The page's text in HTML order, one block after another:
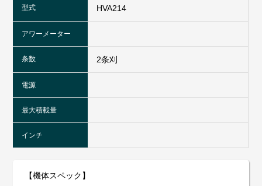
型式 HVA214
アワーメーター
条数 2条刈
電源
最大積載量
インチ
【機体スペック】